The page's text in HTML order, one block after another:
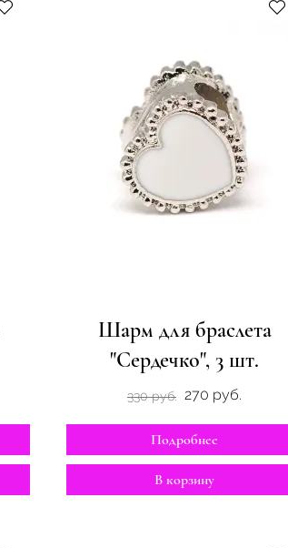
Шарм для браслета
"Сердечко", 3 шт.
330 руб. 270 руб.
Подробнее
В корзину